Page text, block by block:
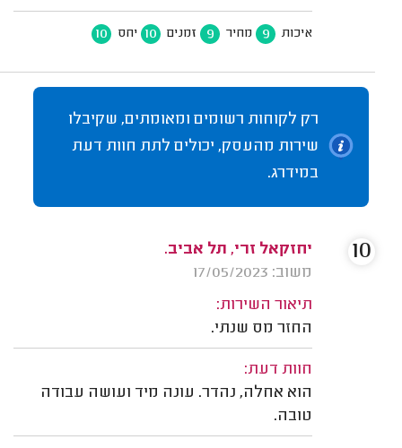
איכות 9 מחיר 9 זמנים 10 יחס 10
רק לקוחות רשומים ומאומתים, שקיבלו
שירות מהעסק, יכולים לתת חוות דעת
במידרג.
יחזקאל זרי, תל אביב.
משוב: 17/05/2023
תיאור השירות:
החזר מס שנתי.
חוות דעת:
הוא אחלה, נהדר. עונה מיד ועושה עבודה
טובה.
10